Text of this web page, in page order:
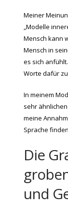
Meiner
„Modelle
Mensch kann
Mensch in
es sich
Worte dafür
In meinem
sehr
meine
Sprache
Die
und